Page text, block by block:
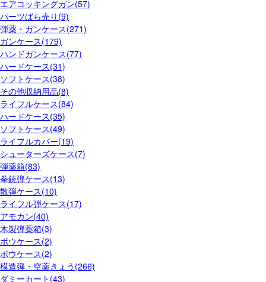
エアコッキングガン(57)
パーツばら売り(9)
弾薬・ガンケース(271)
ガンケース(179)
ハンドガンケース(77)
ハードケース(31)
ソフトケース(38)
その他収納用品(8)
ライフルケース(84)
ハードケース(35)
ソフトケース(49)
ライフルカバー(19)
シューターズケース(7)
弾薬箱(83)
拳銃弾ケース(13)
散弾ケース(10)
ライフル弾ケース(17)
アモカン(40)
木製弾薬箱(3)
ボウケース(2)
ボウケース(2)
模造弾・空薬きょう(266)
ダミーカート(43)